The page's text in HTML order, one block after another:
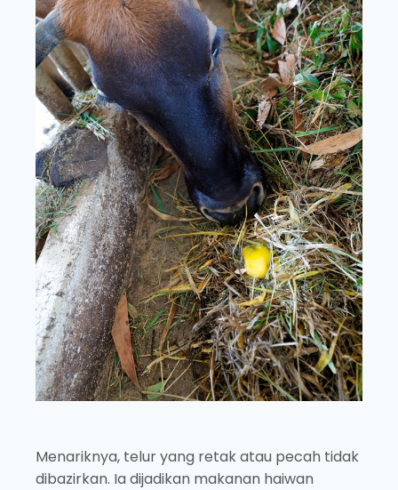
Menariknya, telur yang retak atau pecah tidak
dibazirkan. Ia dijadikan makanan haiwan